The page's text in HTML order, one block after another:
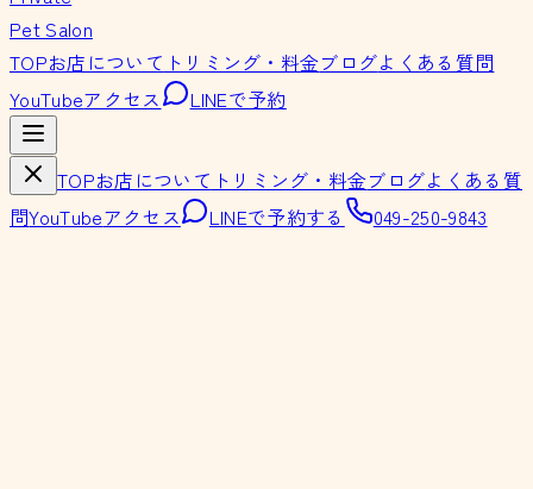
Pet Salon
TOPお店について トリミング・料金ブログよくある質問
YouTubeアクセス LINEで予約
TOPお店について トリミング・料金ブログよくある質
問YouTubeアクセス LINEで予約する 049-250-9843